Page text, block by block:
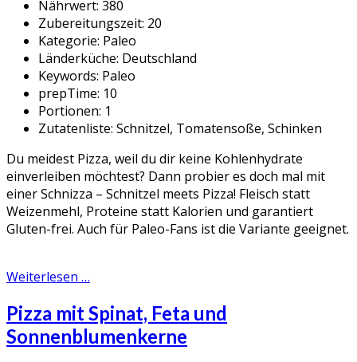
Nährwert: 380
Zubereitungszeit: 20
Kategorie: Paleo
Länderküche: Deutschland
Keywords: Paleo
prepTime: 10
Portionen: 1
Zutatenliste: Schnitzel, Tomatensoße, Schinken
Du meidest Pizza, weil du dir keine Kohlenhydrate
einverleiben möchtest? Dann probier es doch mal mit
einer Schnizza – Schnitzel meets Pizza! Fleisch statt
Weizenmehl, Proteine statt Kalorien und garantiert
Gluten-frei. Auch für Paleo-Fans ist die Variante geeignet.
Weiterlesen …
Pizza mit Spinat, Feta und
Sonnenblumenkerne